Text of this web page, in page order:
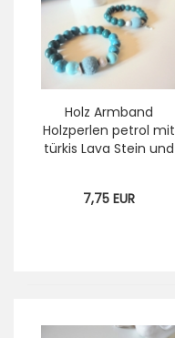
Holz Armband
Holzperlen petrol mit
türkis Lava Stein und
mit Holzperlen
7,75 EUR